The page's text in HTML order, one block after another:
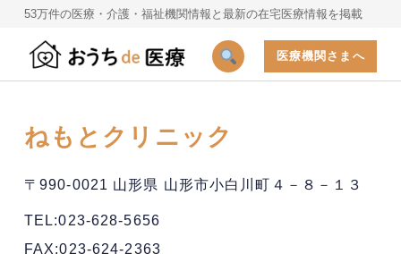
53万件の医療・介護・福祉機関情報と最新の在宅医療情報を掲載
医療機関さまへ
ねもとクリニック
〒990-0021 山形県 山形市小白川町４－８－１３
TEL:023-628-5656
FAX:023-624-2363